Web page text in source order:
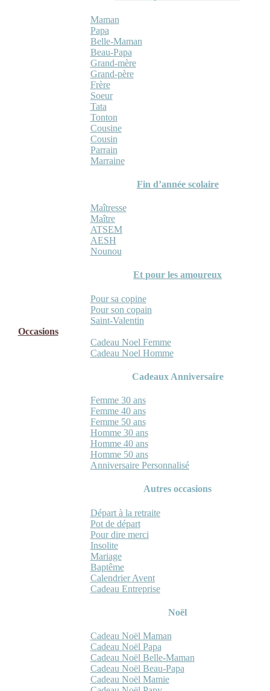
Maman
Papa
Belle-Maman
Beau-Papa
Grand-mère
Grand-père
Frère
Soeur
Tata
Tonton
Cousine
Cousin
Parrain
Marraine
Fin d’année scolaire
Maîtresse
Maître
ATSEM
AESH
Nounou
Et pour les amoureux
Pour sa copine
Pour son copain
Saint-Valentin
Occasions
Cadeau Noel Femme
Cadeau Noel Homme
Cadeaux Anniversaire
Femme 30 ans
Femme 40 ans
Femme 50 ans
Homme 30 ans
Homme 40 ans
Homme 50 ans
Anniversaire Personnalisé
Autres occasions
Départ à la retraite
Pot de départ
Pour dire merci
Insolite
Mariage
Baptême
Calendrier Avent
Cadeau Entreprise
Noël
Cadeau Noël Maman
Cadeau Noël Papa
Cadeau Noël Belle-Maman
Cadeau Noël Beau-Papa
Cadeau Noël Mamie